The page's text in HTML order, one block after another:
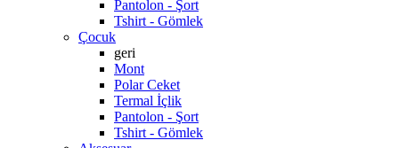
Pantolon - Şort
Tshirt - Gömlek
Çocuk
geri
Mont
Polar Ceket
Termal İçlik
Pantolon - Şort
Tshirt - Gömlek